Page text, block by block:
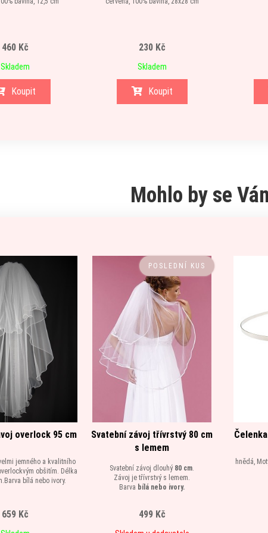
460 Kč
Skladem
Koupit
230 Kč
Skladem
Koupit
Mohlo by se
overlock 95 cm
jemného a kvalitního
obšitím. Délka
bílá nebo ivory.
659 Kč
POSLEDNÍ KUS
Svatební závoj třívrstvý 80 cm
s lemem
Svatební závoj dlouhý 80 cm.
Závoj je třívrstvý s lemem.
Barva bílá nebo ivory.
499 Kč
hnědá,